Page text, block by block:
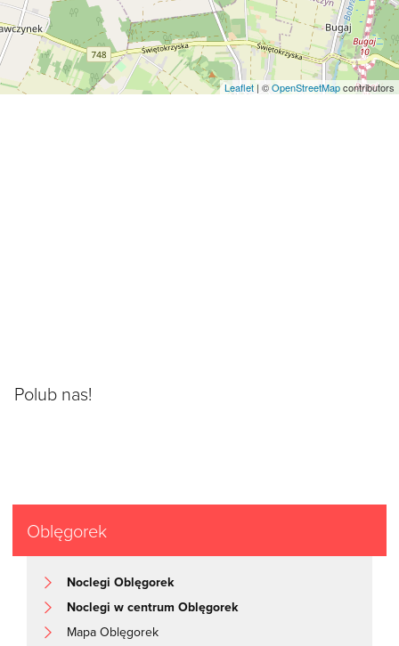
Leaflet | ©OpenStreetMapcontributors
Polub nas!
Oblęgorek
Noclegi Oblęgorek
Noclegi w centrum Oblęgorek
Mapa Oblęgorek